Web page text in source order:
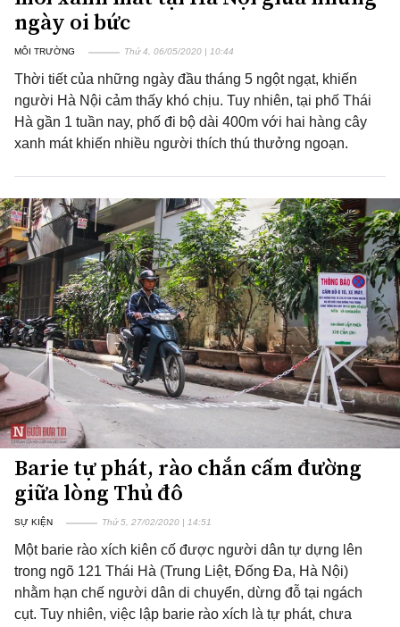
ngày oi bức
MÔI TRƯỜNG Thứ 4, 06/05/2020 | 10:44
Thời tiết của những ngày đầu tháng 5 ngột ngạt, khiến
người Hà Nội cảm thấy khó chịu. Tuy nhiên, tại phố Thái
Hà gần 1 tuần nay, phố đi bộ dài 400m với hai hàng cây
xanh mát khiến nhiều người thích thú thưởng ngoạn.
Barie tự phát, rào chắn cấm đường
giữa lòng Thủ đô
SỰ KIỆN Thứ 5, 27/02/2020 | 14:51
Một barie rào xích kiên cố được người dân tự dựng lên
trong ngõ 121 Thái Hà (Trung Liệt, Đống Đa, Hà Nội)
nhằm hạn chế người dân di chuyển, dừng đỗ tại ngách
cụt. Tuy nhiên, việc lập barie rào xích là tự phát, chưa